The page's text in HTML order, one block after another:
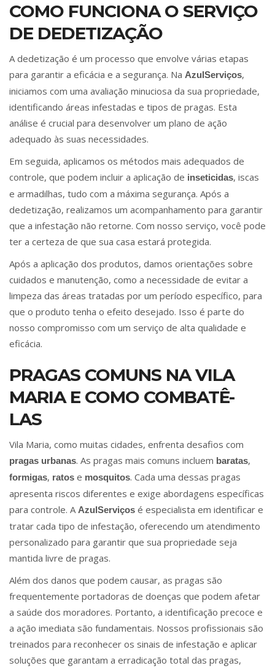
COMO FUNCIONA O SERVIÇO
DE DEDETIZAÇÃO
A dedetização é um processo que envolve várias etapas
para garantir a eficácia e a segurança. Na AzulServiços,
iniciamos com uma avaliação minuciosa da sua propriedade,
identificando áreas infestadas e tipos de pragas. Esta
análise é crucial para desenvolver um plano de ação
adequado às suas necessidades.
Em seguida, aplicamos os métodos mais adequados de
controle, que podem incluir a aplicação de inseticidas, iscas
e armadilhas, tudo com a máxima segurança. Após a
dedetização, realizamos um acompanhamento para garantir
que a infestação não retorne. Com nosso serviço, você pode
ter a certeza de que sua casa estará protegida.
Após a aplicação dos produtos, damos orientações sobre
cuidados e manutenção, como a necessidade de evitar a
limpeza das áreas tratadas por um período específico, para
que o produto tenha o efeito desejado. Isso é parte do
nosso compromisso com um serviço de alta qualidade e
eficácia.
PRAGAS COMUNS NA VILA
MARIA E COMO COMBATÊ-
LAS
Vila Maria, como muitas cidades, enfrenta desafios com
pragas urbanas. As pragas mais comuns incluem baratas,
formigas, ratos e mosquitos. Cada uma dessas pragas
apresenta riscos diferentes e exige abordagens específicas
para controle. A AzulServiços é especialista em identificar e
tratar cada tipo de infestação, oferecendo um atendimento
personalizado para garantir que sua propriedade seja
mantida livre de pragas.
Além dos danos que podem causar, as pragas são
frequentemente portadoras de doenças que podem afetar
a saúde dos moradores. Portanto, a identificação precoce e
a ação imediata são fundamentais. Nossos profissionais são
treinados para reconhecer os sinais de infestação e aplicar
soluções que garantam a erradicação total das pragas,